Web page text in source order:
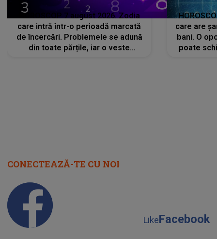
HOROSCOP 7 august 2026. Zodia
care intră într-o perioadă marcată
de încercări. Problemele se adună
din toate părțile, iar o veste
care are
bani. O
poate
CONECTEAZĂ-TE CU NOI
LikeFacebook